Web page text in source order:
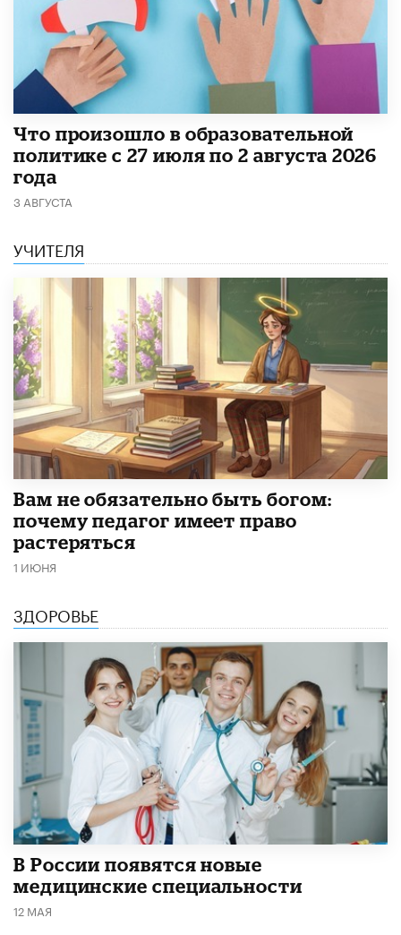
​Что произошло в образовательной
политике с 27 июля по 2 августа 2026
года
3 АВГУСТА
УЧИТЕЛЯ
​Вам не обязательно быть богом:
почему педагог имеет право
растеряться
1 ИЮНЯ
ЗДОРОВЬЕ
В России появятся новые
медицинские специальности
12 МАЯ